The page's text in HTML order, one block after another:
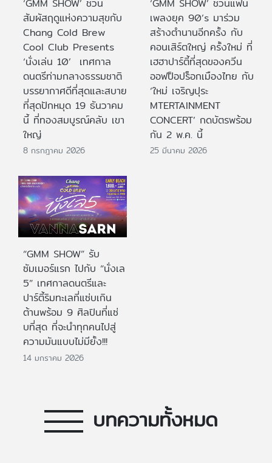
‘GMM SHOW’ ชวน
สัมผัสฤดูแห่งความสุขกับ
Chang Cold Brew
Cool Club Presents
‘นั่งเล่น 10’ เทศกาล
ดนตรีท่ามกลางธรรมชาติ
บรรยากาศดีที่สุดและสบาย
ที่สุดปักหมุด 19 ธันวาคม
นี้ ที่ทองสมบูรณ์คลับ เขา
ใหญ่
8 กรกฎาคม 2026
‘GMM SHOW’ ชวนแฟน
เพลงยุค 90’s มาร่วม
สร้างตำนานอีกครั้ง กับ
คอนเสิร์ตใหญ่ ครั้งใหม่ ที่
เฮฮาปาร์ตี้ที่สุดของควีน
ออฟป็อปร็อกเมืองไทย กับ
‘ใหม่ เจริญปุระ
MTERTAINMENT
CONCERT’ กดบัตรพร้อม
กัน 2 พ.ค. นี้
25 มีนาคม 2026
“GMM SHOW” รับ
ซัมเมอร์แรก ไปกับ “นั่งเล
5” เทศกาลดนตรีและ
ปาร์ตี้ริมทะเลที่แซ่บเกิน
ต้านพร้อม 9 ศิลปินที่แซ่
บที่สุด ที่จะนำทุกคนไปสู่
ความมันแบบไม่มียั้ง!!!
14 มกราคม 2026
บทความทั้งหมด